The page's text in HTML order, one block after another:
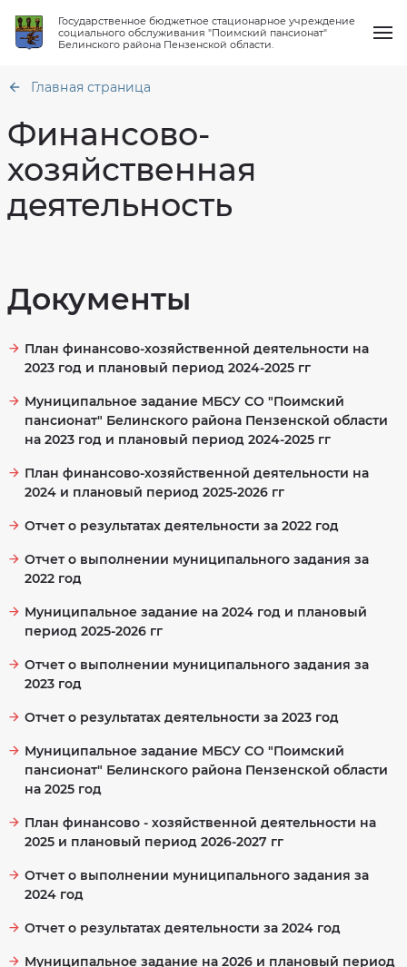
Государственное бюджетное стационарное учреждение
социального обслуживания "Поимский пансионат"
Белинского района Пензенской области.
О нас
Общая
информация
обеспечение
Финансово-
Сведения
о
Противодействие
коррупции
Фотогалерея
Перечень
товаров,
работ
которых
субъектов
малого
и
Часто
задаваемые
Оцените
нашу
Независимая
качества
условий
оказания
услуг
условий
труда
независимой
оценки
качества
bus.gov.ru
численности
получателей
социальных
количество
свободных
мест
О
тарифах
на
социальные
услуги
предоставляемые
СО
"Поимский
пансионат"
Пензенской
О
порядке
и
предоставления
социальных
услуг
форме
обслуживания
социальных
ГБСУСО
"Поимский
пансионат"
Перечень
Количество
мест
Новости
Вопрос-ответ
Контакты
Главная страница
Финансово-
хозяйственная
деятельность
Документы
План финансово-хозяйственной деятельности на
2023 год и плановый период 2024-2025 гг
Муниципальное задание МБСУ СО "Поимский
пансионат" Белинского района Пензенской области
на 2023 год и плановый период 2024-2025 гг
План финансово-хозяйственной деятельности на
2024 и плановый период 2025-2026 гг
Отчет о результатах деятельности за 2022 год
Отчет о выполнении муниципального задания за
2022 год
Муниципальное задание на 2024 год и плановый
период 2025-2026 гг
Отчет о выполнении муниципального задания за
2023 год
Отчет о результатах деятельности за 2023 год
Муниципальное задание МБСУ СО "Поимский
пансионат" Белинского района Пензенской области
на 2025 год
План финансово - хозяйственной деятельности на
2025 и плановый период 2026-2027 гг
Отчет о выполнении муниципального задания за
2024 год
Отчет о результатах деятельности за 2024 год
Муниципальное задание на 2026 и плановый период